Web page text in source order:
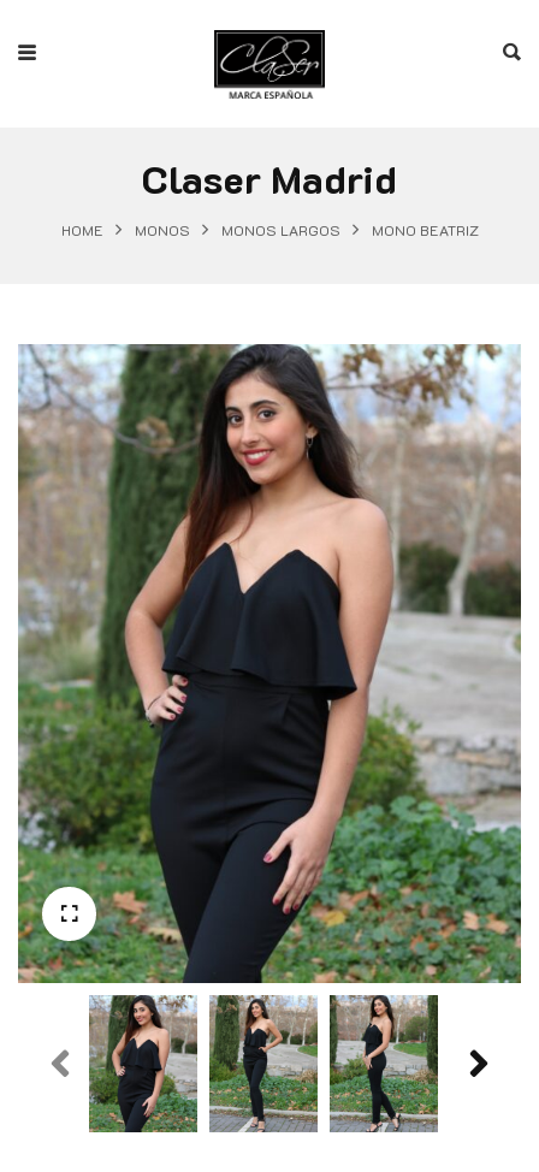
Claser Madrid
HOME MONOS MONOS LARGOS MONO BEATRIZ